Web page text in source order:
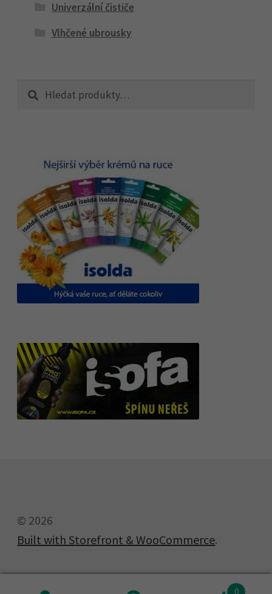
Univerzální čističe
Vlhčené ubrousky
Hledat:
Hledat
© 2026
Built with Storefront & WooCommerce.